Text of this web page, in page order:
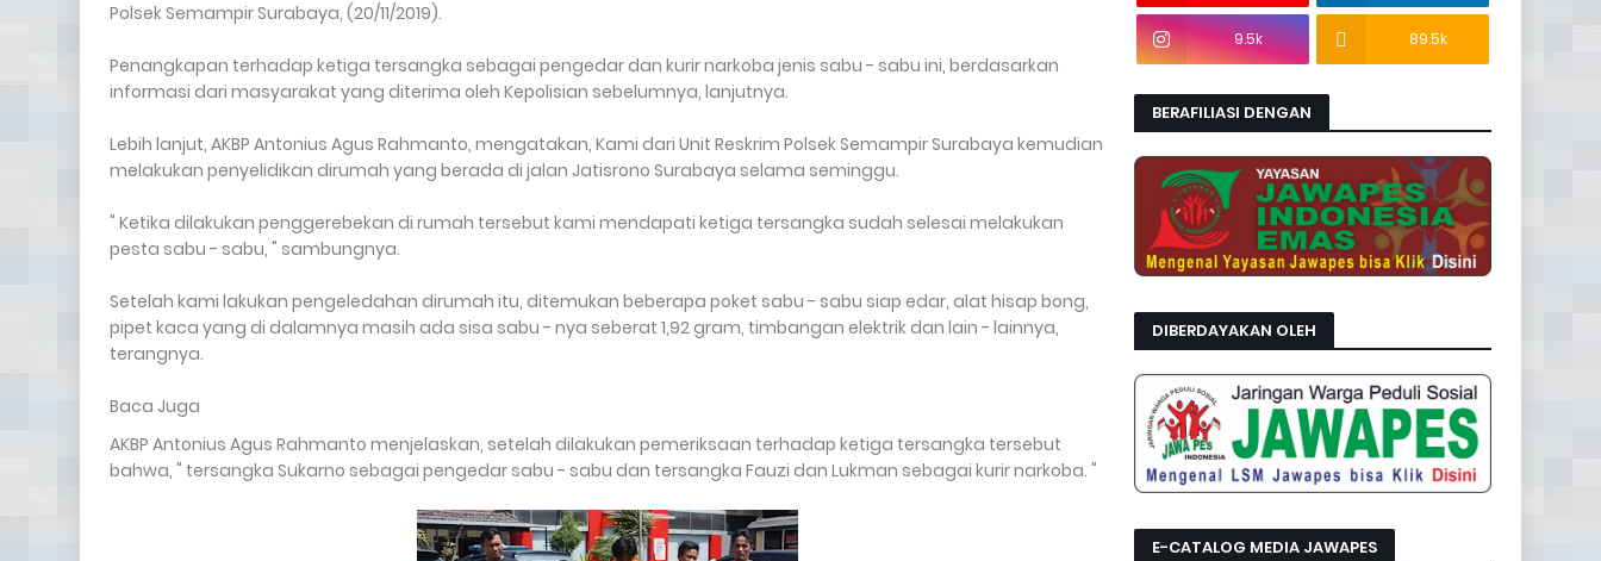
Polsek Semampir Surabaya, (20/11/2019).
Penangkapan terhadap ketiga tersangka sebagai pengedar dan kurir narkoba jenis sabu - sabu ini, berdasarkan
informasi dari masyarakat yang diterima oleh Kepolisian sebelumnya, lanjutnya.
Lebih lanjut, AKBP Antonius Agus Rahmanto, mengatakan, Kami dari Unit Reskrim Polsek Semampir Surabaya kemudian
melakukan penyelidikan dirumah yang berada di jalan Jatisrono Surabaya selama seminggu.
" Ketika dilakukan penggerebekan di rumah tersebut kami mendapati ketiga tersangka sudah selesai melakukan
pesta sabu - sabu, " sambungnya.
Setelah kami lakukan pengeledahan dirumah itu, ditemukan beberapa poket sabu - sabu siap edar, alat hisap bong,
pipet kaca yang di dalamnya masih ada sisa sabu - nya seberat 1,92 gram, timbangan elektrik dan lain - lainnya,
terangnya.
Baca Juga
AKBP Antonius Agus Rahmanto menjelaskan, setelah dilakukan pemeriksaan terhadap ketiga tersangka tersebut
bahwa, " tersangka Sukarno sebagai pengedar sabu - sabu dan tersangka Fauzi dan Lukman sebagai kurir narkoba. "
9.5k 89.5k
BERAFILIASI DENGAN
DIBERDAYAKAN OLEH
E-CATALOG MEDIA JAWAPES